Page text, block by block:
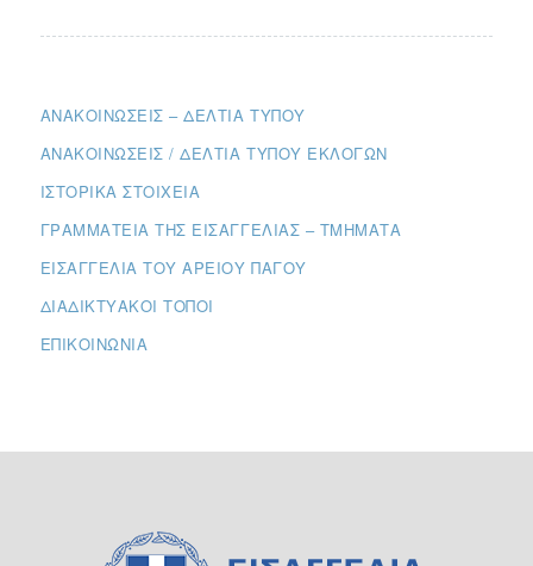
ΑΝΑΚΟΙΝΏΣΕΙΣ – ΔΕΛΤΊΑ ΤΎΠΟΥ
ΑΝΑΚΟΙΝΏΣΕΙΣ / ΔΕΛΤΊΑ ΤΎΠΟΥ ΕΚΛΟΓΏΝ
ΙΣΤΟΡΙΚΆ ΣΤΟΙΧΕΊΑ
ΓΡΑΜΜΑΤΕΊΑ ΤΗΣ ΕΙΣΑΓΓΕΛΊΑΣ – ΤΜΉΜΑΤΑ
ΕΙΣΑΓΓΕΛΊΑ ΤΟΥ ΑΡΕΊΟΥ ΠΆΓΟΥ
ΔΙΑΔΙΚΤΥΑΚΟΊ ΤΌΠΟΙ
ΕΠΙΚΟΙΝΩΝΊΑ